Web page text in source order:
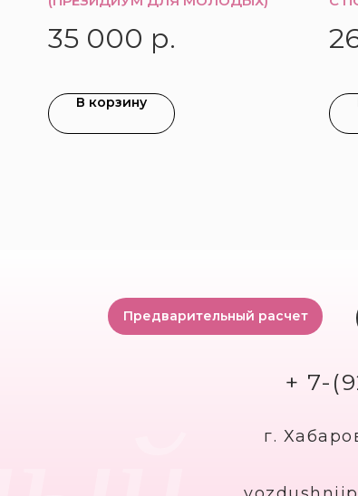
35 000 р.
В корзину
Предварительный расчет
+ 7-
г.